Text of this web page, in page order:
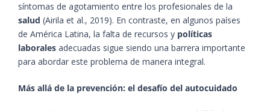
síntomas de agotamiento entre los profesionales de la
salud (Airila et al., 2019). En contraste, en algunos países
de América Latina, la falta de recursos y políticas
laborales adecuadas sigue siendo una barrera importante
para abordar este problema de manera integral.
Más allá de la prevención: el desafío del autocuidado